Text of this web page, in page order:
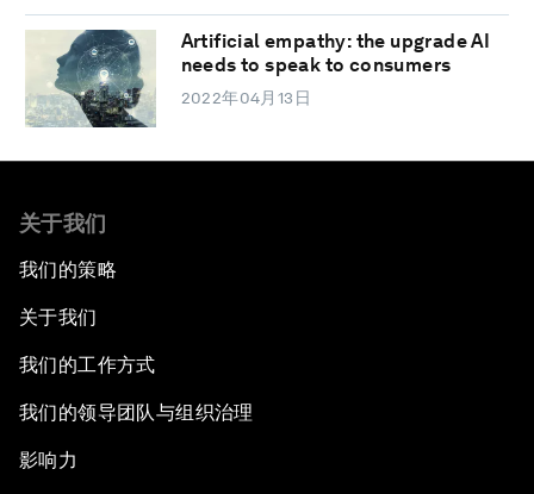
Artificial empathy: the upgrade AI
needs to speak to consumers
2022年04月13日
关于我们
我们的策略
关于我们
我们的工作方式
我们的领导团队与组织治理
影响力